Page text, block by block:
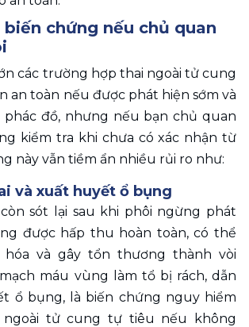
biến chứng nếu chủ quan
các trường hợp thai ngoài tử cung
an toàn nếu được phát hiện sớm và
đồ, nhưng nếu bạn chủ quan
kiểm tra khi chưa có xác nhận từ
này vẫn tiềm ẩn nhiều rủi ro như:
và xuất huyết ổ bụng
sót lại sau khi phôi ngừng phát
được hấp thu hoàn toàn, có thể
và gây tổn thương thành vòi
máu vùng làm tổ bị rách, dẫn
ổ bụng, là biến chứng nguy hiểm
ngoài tử cung tự tiêu nếu không